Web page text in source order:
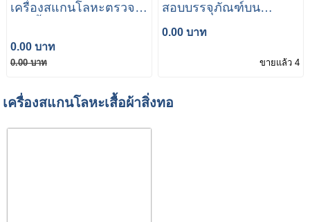
เครื่องสแกนโลหะตรวจ
Metal Detector And
CheckWeigher
0.00 บาท
0.00 บาท
สอบบรรจุภัณฑ์บน
0.00 บาท
ขายแล้ว 4
เครื่องสแกนโลหะเสื้อผ้าสิ่งทอ